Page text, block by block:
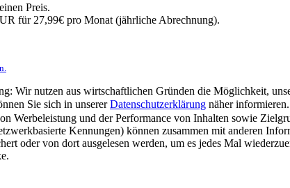
Preis.
für 27,99€ pro Monat (jährliche Abrechnung).
Wir nutzen aus wirtschaftlichen Gründen die Möglichkeit,
Sie sich in unsererDatenschutzerklärung näher informieren.
Werbeleistung und der Performance von Inhalten sowie
Kennungen) können zusammen mit anderen
oder von dort ausgelesen werden, um es jedes Mal